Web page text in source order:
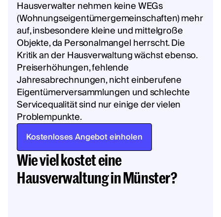
Hausverwalter nehmen keine WEGs
(Wohnungseigentümergemeinschaften) mehr
auf, insbesondere kleine und mittelgroße
Objekte, da Personalmangel herrscht.‍ Die
Kritik an der Hausverwaltung wächst ebenso.
Preiserhöhungen, fehlende
Jahresabrechnungen, nicht einberufene
Eigentümerversammlungen und schlechte
Servicequalität sind nur einige der vielen
Problempunkte.
Kostenloses Angebot einholen
Wie viel kostet eine
Hausverwaltung in Münster?